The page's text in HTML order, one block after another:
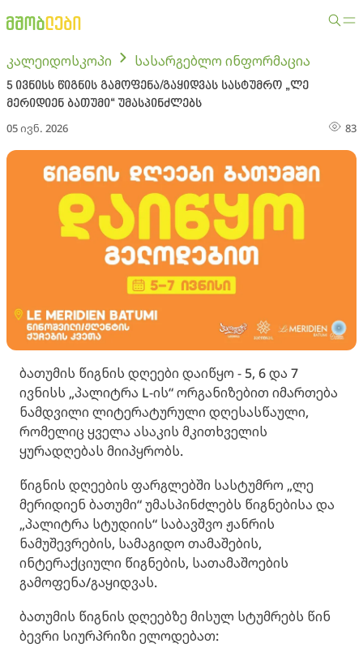
კალეიდოსკოპი სასარგებლო ინფორმაცია
5 ივნისს წიგნის გამოფენა/გაყიდვას სასტუმრო „ლე
მერიდიენ ბათუმი“ უმასპინძლებს
05 ივნ. 2026 83
ბათუმის წიგნის დღეები დაიწყო - 5, 6 და 7
ივნისს „პალიტრა L-ის“ ორგანიზებით იმართება
ნამდვილი ლიტერატურული დღესასწაული,
რომელიც ყველა ასაკის მკითხველის
ყურადღებას მიიპყრობს.
წიგნის დღეების ფარგლებში სასტუმრო „ლე
მერიდიენ ბათუმი“ უმასპინძლებს წიგნებისა და
„პალიტრა სტუდიის“ საბავშვო ჟანრის
ნამუშევრების, სამაგიდო თამაშების,
ინტერაქციული წიგნების, სათამაშოების
გამოფენა/გაყიდვას.
ბათუმის წიგნის დღეებზე მისულ სტუმრებს წინ
ბევრი სიურპრიზი ელოდებათ: